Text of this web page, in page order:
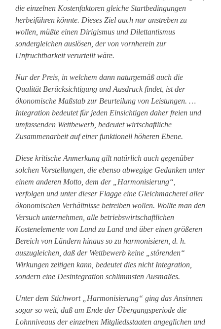
die einzelnen Kostenfaktoren gleiche Startbedingungen
herbeiführen könnte. Dieses Ziel auch nur anstreben zu
wollen, müßte einen Dirigismus und Dilettantismus
sondergleichen auslösen, der von vornherein zur
Unfruchtbarkeit verurteilt wäre.
Nur der Preis, in welchem dann naturgemäß auch die
Qualität Berücksichtigung und Ausdruck findet, ist der
ökonomische Maßstab zur Beurteilung von Leistungen. …
Integration bedeutet für jeden Einsichtigen daher freien und
umfassenden Wettbewerb, bedeutet wirtschaftliche
Zusammenarbeit auf einer funktionell höheren Ebene.
Diese kritische Anmerkung gilt natürlich auch gegenüber
solchen Vorstellungen, die ebenso abwegige Gedanken unter
einem anderen Motto, dem der „Harmonisierung“,
verfolgen und unter dieser Flagge eine Gleichmacherei aller
ökonomischen Verhältnisse betreiben wollen. Wollte man den
Versuch unternehmen, alle betriebswirtschaftlichen
Kostenelemente von Land zu Land und über einen größeren
Bereich von Ländern hinaus so zu harmonisieren, d. h.
auszugleichen, daß der Wettbewerb keine „störenden“
Wirkungen zeitigen kann, bedeutet dies nicht Integration,
sondern eine Desintegration schlimmsten Ausmaßes.
Unter dem Stichwort „Harmonisierung“ ging das Ansinnen
sogar so weit, daß am Ende der Übergangsperiode die
Lohnniveaus der einzelnen Mitgliedsstaaten angeglichen und